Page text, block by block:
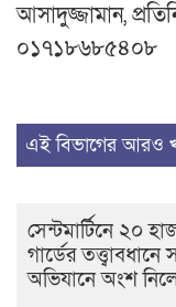
আসাদুজ্জামান,
০১৭১৮৬৮৫৪০৮
এই বিভাগের আরও
সেন্টমার্টিনে ২০
গার্ডের
অভিযানে অংশ